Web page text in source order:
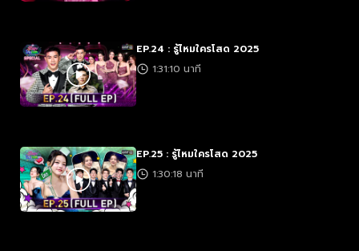
EP.24 : รู้ไหมใครโสด 2025
1:31:10 นาที
EP.25 : รู้ไหมใครโสด 2025
1:30:18 นาที